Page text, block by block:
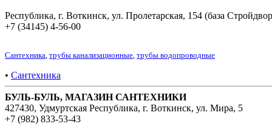
Республика, г. Воткинск, ул. Пролетарская, 154 (база
+7 (34145) 4-56-00
Сантехника трубы канализационные трубы водопроводные
• Сантехника
БУЛЬ-БУЛЬ, МАГАЗИН САНТЕХНИКИ
427430, Удмуртская Республика, г. Воткинск, ул. Мира, 5
+7 (982) 833-53-43